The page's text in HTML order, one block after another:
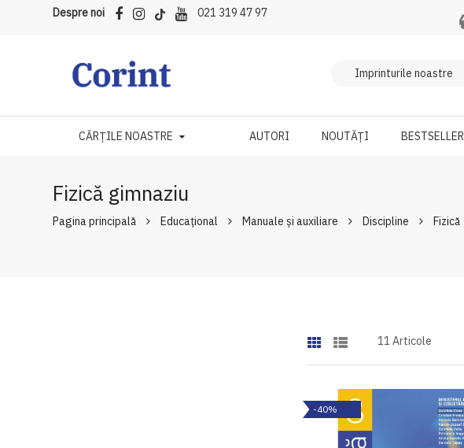
Despre noi 021 319 47 97
CĂRȚILE NOASTRE AUTORI NOUTĂȚI BESTSELLER
Fizică gimnaziu
Pagina principală Educațional Manuale şi auxiliare Discipline Fizică
11 Articole
-40%